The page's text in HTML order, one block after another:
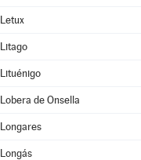
Letux
Litago
Lituénigo
Lobera de Onsella
Longares
Longás